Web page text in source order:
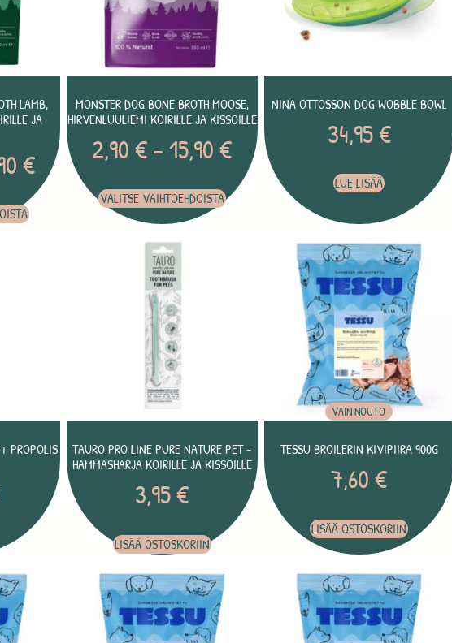
LAMB,
JA
€
MONSTER DOG BONE BROTH MOOSE,
HIRVENLUULIEMI KOIRILLE JA KISSOILLE
2,90€– 15,90€
VALITSE VAIHTOEHDOISTA
NINA OTTOSSON DOG WOBBLE BOWL
34,95€
LUE LISÄÄ
PROPOLIS
TAURO PRO LINE PURE NATURE PET -
HAMMASHARJA KOIRILLE JA KISSOILLE
3,95€
LISÄÄ OSTOSKORIIN
VAIN NOUTO
TESSU BROILERIN KIVIPIIRA 900G
7,60€
LISÄÄ OSTOSKORIIN